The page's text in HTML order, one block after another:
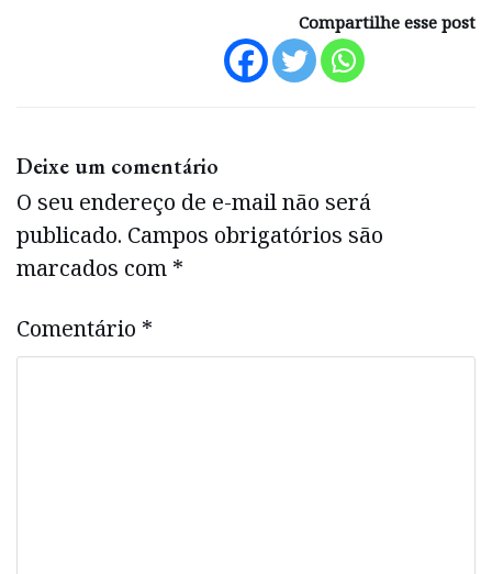
Compartilhe esse post
Deixe um comentário
O seu endereço de e-mail não será
publicado. Campos obrigatórios são
marcados com *
Comentário *